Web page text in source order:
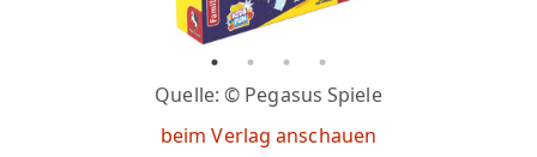
Quelle: © Pegasus Spiele
beim Verlag anschauen